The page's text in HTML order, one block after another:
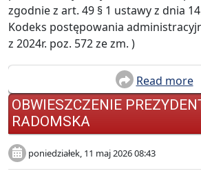
zgodnie z art. 49 § 1 ustawy z dnia
Kodeks postępowania
z 2024r. poz. 572 ze zm. )
Read more
OBWIESZCZENIE
RADOMSKA
poniedziałek, 11 maj 2026 08:43